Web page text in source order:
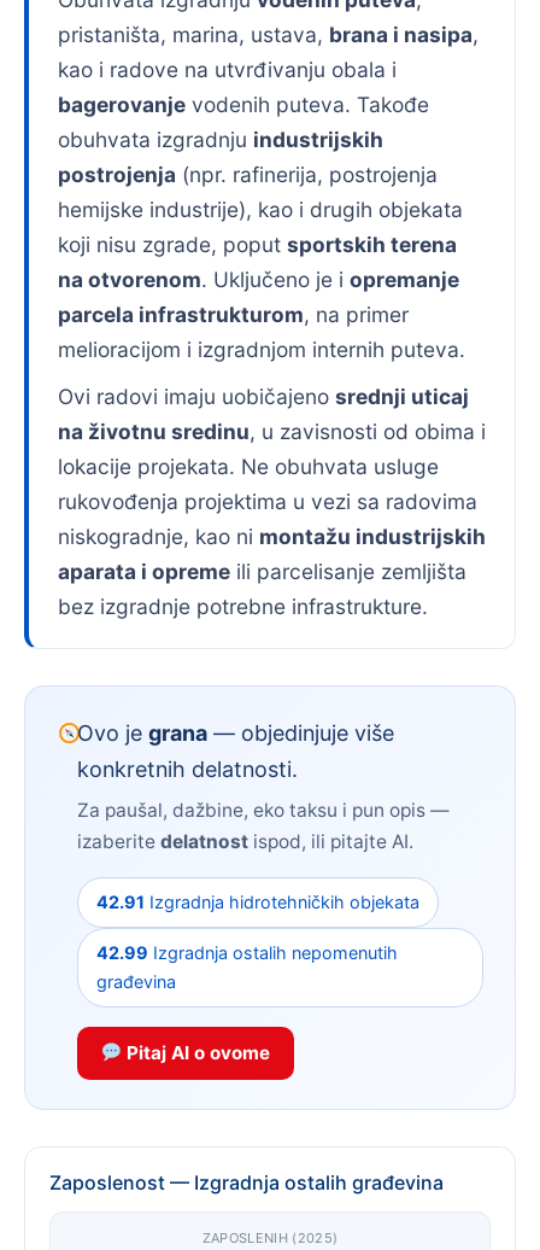
pristaništa, marina, ustava, brana i nasipa,
kao i radove na utvrđivanju obala i
bagerovanje vodenih puteva. Takođe
obuhvata izgradnju industrijskih
postrojenja (npr. rafinerija, postrojenja
hemijske industrije), kao i drugih objekata
koji nisu zgrade, poput sportskih terena
na otvorenom. Uključeno je i opremanje
parcela infrastrukturom, na primer
melioracijom i izgradnjom internih puteva.
Ovi radovi imaju uobičajeno srednji uticaj
na životnu sredinu, u zavisnosti od obima i
lokacije projekata. Ne obuhvata usluge
rukovođenja projektima u vezi sa radovima
niskogradnje, kao ni montažu industrijskih
aparata i opreme ili parcelisanje zemljišta
bez izgradnje potrebne infrastrukture.
Ovo je grana— objedinjuje više
konkretnih delatnosti.
Za paušal, dažbine, eko taksu i pun opis —
izaberite delatnostispod, ili pitajte AI.
42.91 Izgradnja hidrotehničkih objekata
42.99 Izgradnja ostalih nepomenutih
građevina
Pitaj AI o ovome
Zaposlenost — Izgradnja ostalih građevina
ZAPOSLENIH (2025)